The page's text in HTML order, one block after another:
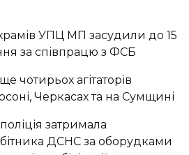
УПЦ МП засудили до 15
за співпрацю з ФСБ
чотирьох агітаторів
Черкасах та на Сумщині
затримала
ДСНС за оборудками